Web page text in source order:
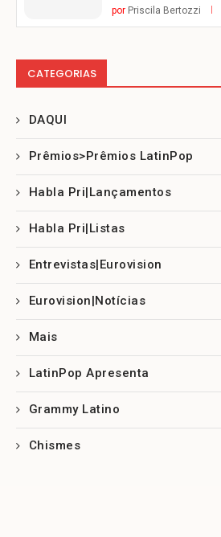
por Priscila Bertozzi
CATEGORIAS
DAQUI
Prêmios>Prêmios LatinPop
Habla Pri|Lançamentos
Habla Pri|Listas
Entrevistas|Eurovision
Eurovision|Notícias
Mais
LatinPop Apresenta
Grammy Latino
Chismes